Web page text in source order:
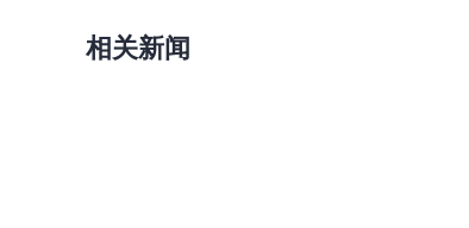
相关新闻